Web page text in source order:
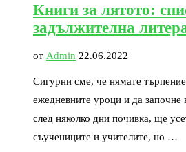
Книги за лятото:
задължителна
от Admin 22.06.2022
Сигурни сме, че нямате
ежедневните уроци и да започне
след няколко дни почивка, ще
съучениците и учителите, но …